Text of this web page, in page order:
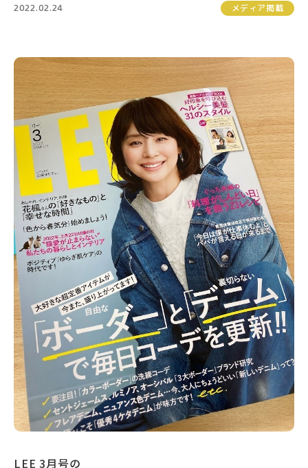
2022.02.24 メディア掲載
LEE 3月号の